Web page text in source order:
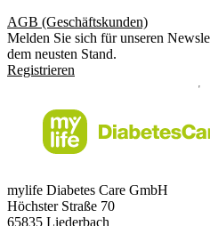
AGB (Geschäftskunden)
Melden Sie sich für unseren
dem neusten Stand.
Registrieren
mylife Diabetes Care GmbH
Höchster Straße 70
65835 Liederbach